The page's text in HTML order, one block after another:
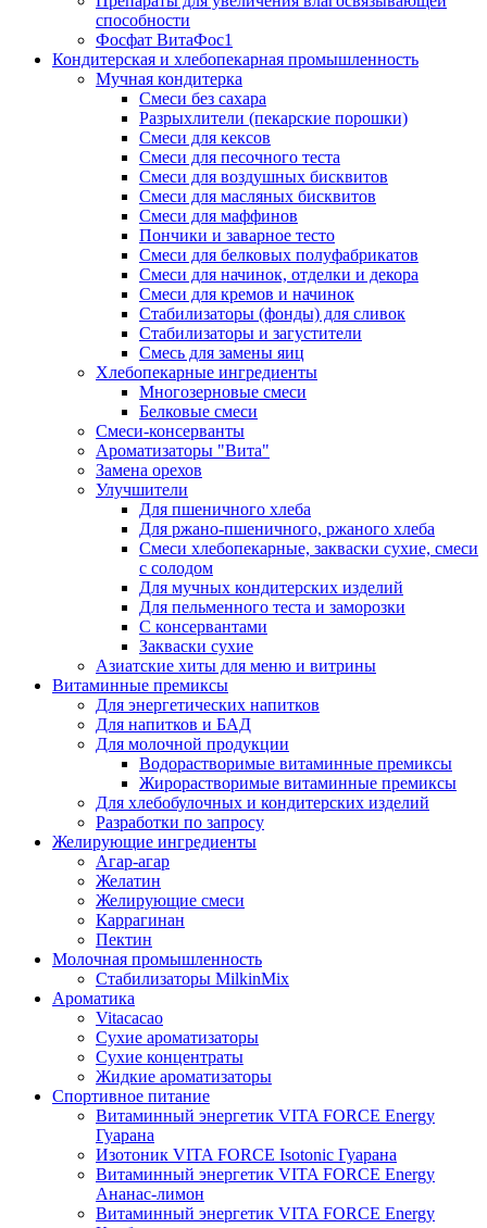
способности
Фосфат ВитаФос1
Кондитерская и хлебопекарная промышленность
Мучная кондитерка
Смеси без сахара
Разрыхлители (пекарские порошки)
Смеси для кексов
Смеси для песочного теста
Смеси для воздушных бисквитов
Смеси для масляных бисквитов
Смеси для маффинов
Пончики и заварное тесто
Cмеси для белковых полуфабрикатов
Смеси для начинок, отделки и декора
Смеси для кремов и начинок
Стабилизаторы (фонды) для сливок
Стабилизаторы и загустители
Смесь для замены яиц
Хлебопекарные ингредиенты
Многозерновые смеси
Белковые смеси
Смеси-консерванты
Ароматизаторы "Вита"
Замена орехов
Улучшители
Для пшеничного хлеба
Для ржано-пшеничного, ржаного хлеба
Смеси хлебопекарные, закваски сухие, смеси
с солодом
Для мучных кондитерских изделий
Для пельменного теста и заморозки
С консервантами
Закваски сухие
Азиатские хиты для меню и витрины
Витаминные премиксы
Для энергетических напитков
Для напитков и БАД
Для молочной продукции
Водорастворимые витаминные премиксы
Жирорастворимые витаминные премиксы
Для хлебобулочных и кондитерских изделий
Разработки по запросу
Желирующие ингредиенты
Агар-агар
Желатин
Желирующие смеси
Каррагинан
Пектин
Молочная промышленность
Стабилизаторы MilkinMix
Ароматика
Vitacacao
Сухие ароматизаторы
Сухие концентраты
Жидкие ароматизаторы
Спортивное питание
Витаминный энергетик VITA FORCE Energy
Гуарана
Изотоник VITA FORCE Isotonic Гуарана
Витаминный энергетик VITA FORCE Energy
Ананас-лимон
Витаминный энергетик VITA FORCE Energy